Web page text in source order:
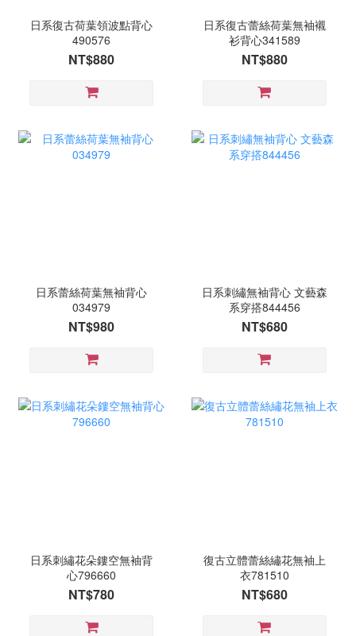
日系復古荷葉領波點背心
490576
NT$880
日系復古蕾絲荷葉無袖襯
衫背心341589
NT$880
日系蕾絲荷葉無袖背心
034979
NT$980
日系刺繡無袖背心 文藝森
系穿搭844456
NT$680
日系刺繡花朵鏤空無袖背
心796660
NT$780
復古立體蕾絲繡花無袖上
衣781510
NT$680